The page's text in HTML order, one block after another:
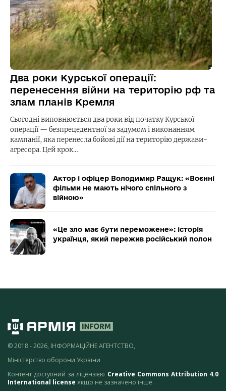
Два роки Курської операції:
перенесення війни на територію рф та
злам планів Кремля
Сьогодні виповнюється два роки від початку Курської
операції — безпрецедентної за задумом і виконанням
кампанії, яка перенесла бойові дії на територію держави-
агресора. Цей крок…
Актор і офіцер Володимир Ращук: «Воєнні
фільми не мають нічого спільного з
війною»
«Це зло має бути переможене»: історія
українця, який пережив російський полон
© 2018 - 2026, ІНФОРМАЦІЙНЕ АГЕНТСТВО,
Міністерство оборони України
Контент доступний за ліцензією Creative Commons Attribution 4.0
International license якщо не зазначено інше.